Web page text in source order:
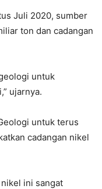
Juli 2020, sumber
ton dan cadangan
untuk
ujarnya.
untuk terus
cadangan nikel
ini sangat